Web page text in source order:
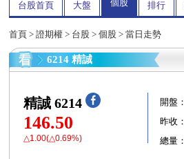
台股首頁 大盤 個股 排行
首頁 > 證期權 > 台股 > 個股 > 當日走勢
6214 精誠
精誠 6214
146.50
△1.00(△0.69%)
開盤：
昨收：
總量：